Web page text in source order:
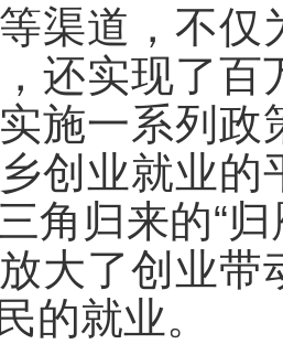
渠道，不
还实现了
施一系列
创业就业的
角归来的“
大了创业
的就业。